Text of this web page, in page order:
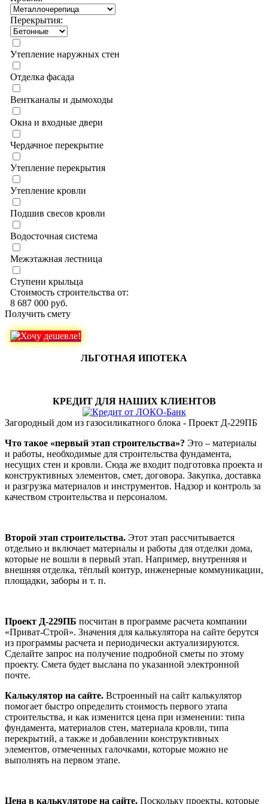
Перекрытия:
Утепление наружных стен
Отделка фасада
Вентканалы и дымоходы
Окна и входные двери
Чердачное перекрытие
Утепление перекрытия
Утепление кровли
Подшив свесов кровли
Водосточная система
Межэтажная лестница
Ступени крыльца
Стоимость строительства от:
8 687 000 руб.
Получить смету
ЛЬГОТНАЯ ИПОТЕКА
КРЕДИТ ДЛЯ НАШИХ КЛИЕНТОВ
Загородный дом из газосиликатного блока - Проект Д-229ПБ
Что такое «первый этап строительства»? Это – материалы
и работы, необходимые для строительства фундамента,
несущих стен и кровли. Сюда же входит подготовка проекта и
конструктивных элементов, смет, договора. Закупка, доставка
и разгрузка материалов и инструментов. Надзор и контроль за
качеством строительства и персоналом.
Второй этап строительства. Этот этап рассчитывается
отдельно и включает материалы и работы для отделки дома,
которые не вошли в первый этап. Например, внутренняя и
внешняя отделка, тёплый контур, инженерные коммуникации,
площадки, заборы и т. п.
Проект Д-229ПБ посчитан в программе расчета компании
«Приват-Строй». Значения для калькулятора на сайте берутся
из программы расчета и периодически актуализируются.
Сделайте запрос на получение подробной сметы по этому
проекту. Смета будет выслана по указанной электронной
почте.
Калькулятор на сайте. Встроенный на сайт калькулятор
помогает быстро определить стоимость первого этапа
строительства, и как изменится цена при изменении: типа
фундамента, материалов стен, материала кровли, типа
перекрытий, а также и добавлении конструктивных
элементов, отмеченных галочками, которые можно не
выполнять на первом этапе.
Цена в калькуляторе на сайте. Поскольку проекты, которые